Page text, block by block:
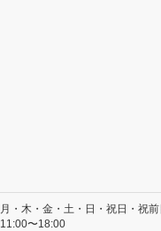
月・木・金・土・日・祝日・祝前
11:00〜18:00